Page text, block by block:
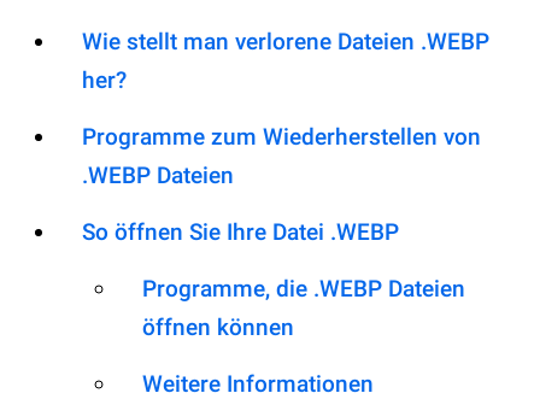
Wie stellt man verlorene Dateien .WEBP
her?
Programme zum Wiederherstellen von
.WEBP Dateien
So öffnen Sie Ihre Datei .WEBP
Programme, die .WEBP Dateien
öffnen können
Weitere Informationen